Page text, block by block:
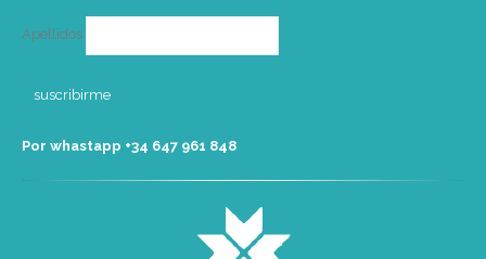
Apellidos
Por whastapp +34 ‭647 961 848‬